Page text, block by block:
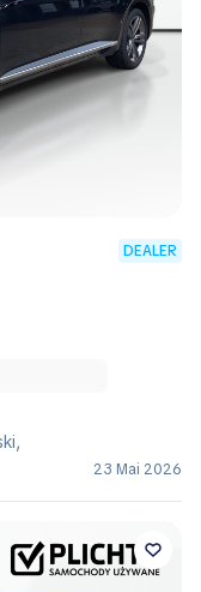
DEALER
23 Mai 2026